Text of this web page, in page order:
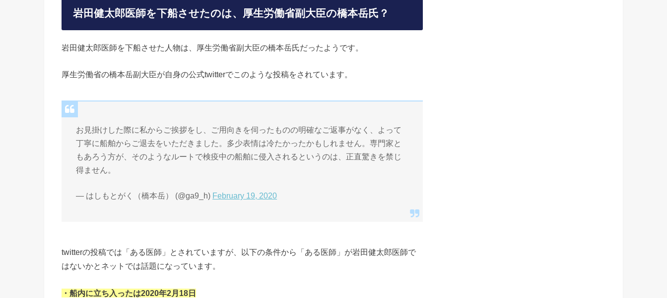
岩田健太郎医師を下船させたのは、厚生労働省副大臣の橋本岳氏？
岩田健太郎医師を下船させた人物は、厚生労働省副大臣の橋本岳氏だったようです。
厚生労働省の橋本岳副大臣が自身の公式twitterでこのような投稿をされています。
お見掛けした際に私からご挨拶をし、ご用向きを伺ったものの明確なご返事がなく、よって
丁寧に船舶からご退去をいただきました。多少表情は冷たかったかもしれません。専門家と
もあろう方が、そのようなルートで検疫中の船舶に侵入されるというのは、正直驚きを禁じ
得ません。
— はしもとがく（橋本岳） (@ga9_h) February 19, 2020
twitterの投稿では「ある医師」とされていますが、以下の条件から「ある医師」が岩田健太郎医師で
はないかとネットでは話題になっています。
・船内に立ち入ったは2020年2月18日